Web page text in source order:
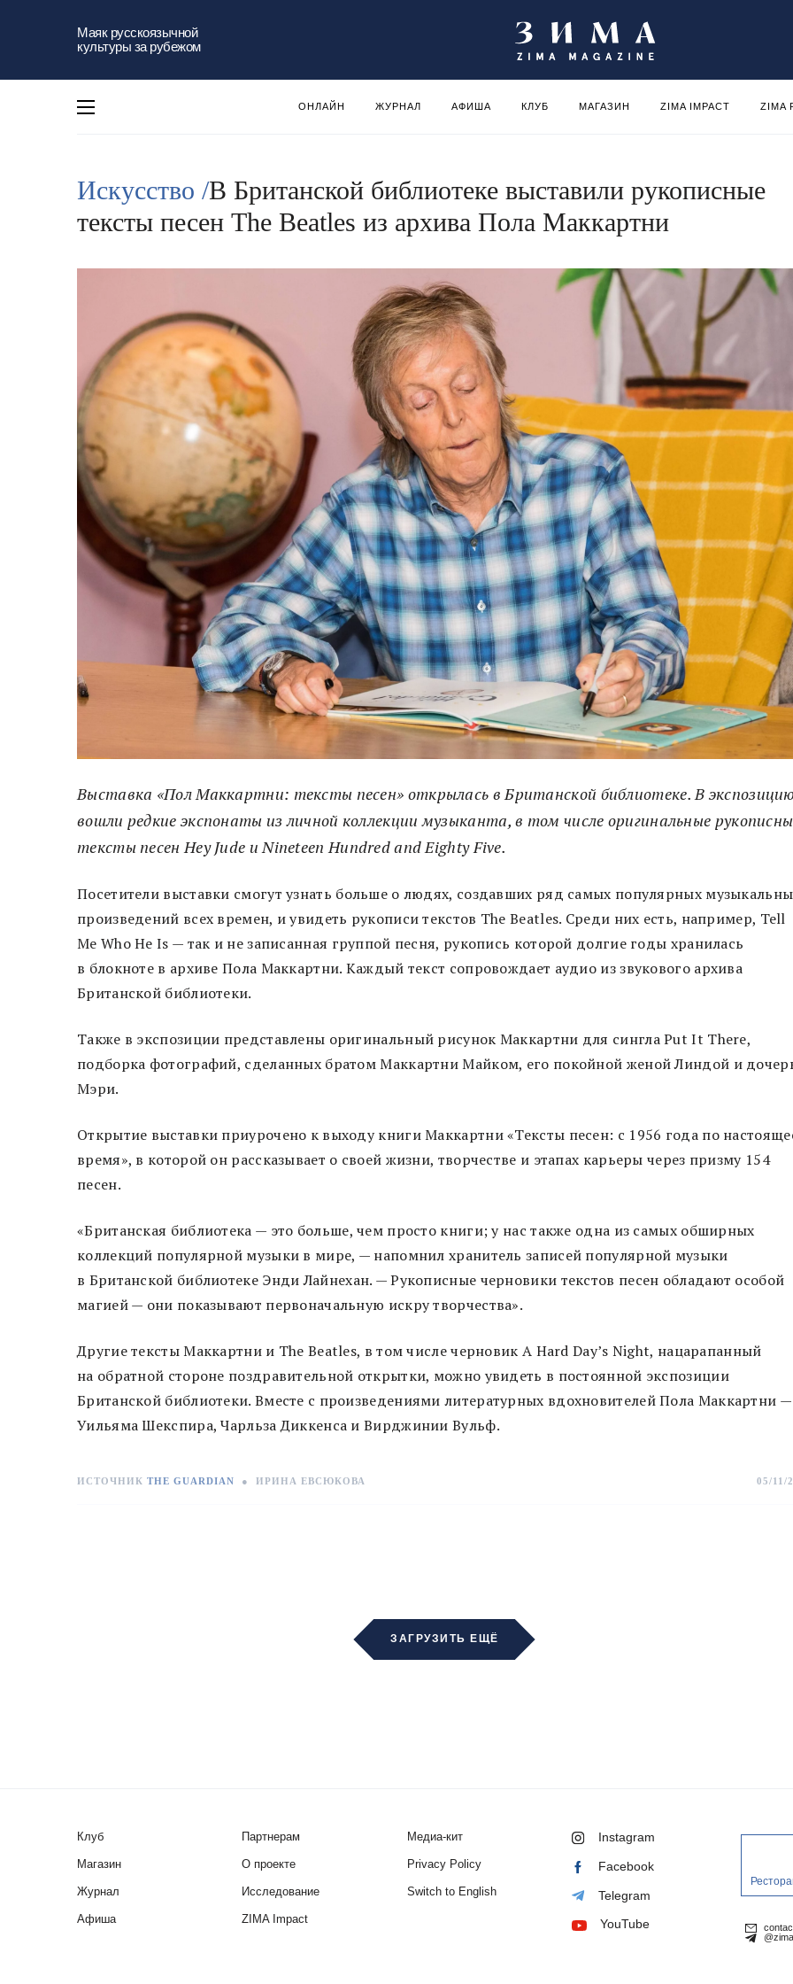
Маяк русскоязычной
культуры за рубежом
ОНЛАЙН ЖУРНАЛ АФИША КЛУБ МАГАЗИН ZIMA IMPACT ZIMA
Искусство /В Британской библиотеке выставили рукописные
тексты песен The Beatles из архива Пола Маккартни
Выставка «Пол Маккартни: тексты песен» открылась в Британской библиотеке. В
вошли редкие экспонаты из личной коллекции музыканта, в том числе оригинальные
тексты песен Hey Jude и Nineteen Hundred and Eighty Five.
Посетители выставки смогут узнать больше о людях, создавших ряд самых популярных
произведений всех времен, и увидеть рукописи текстов The Beatles. Среди них есть, например, Tell
Me Who He Is — так и не записанная группой песня, рукопись которой долгие годы хранилась
в блокноте в архиве Пола Маккартни. Каждый текст сопровождает аудио из звукового архива
Британской библиотеки.
Также в экспозиции представлены оригинальный рисунок Маккартни для сингла Put It There,
подборка фотографий, сделанных братом Маккартни Майком, его покойной женой Линдой и
Мэри.
Открытие выставки приурочено к выходу книги Маккартни «Тексты песен: с 1956 года по
время», в которой он рассказывает о своей жизни, творчестве и этапах карьеры через призму 154
песен.
«Британская библиотека — это больше, чем просто книги; у нас также одна из самых обширных
коллекций популярной музыки в мире, — напомнил хранитель записей популярной музыки
в Британской библиотеке Энди Лайнехан. — Рукописные черновики текстов песен обладают особой
магией — они показывают первоначальную искру творчества».
Другие тексты Маккартни и The Beatles, в том числе черновик A Hard Day’s Night, нацарапанный
на обратной стороне поздравительной открытки, можно увидеть в постоянной экспозиции
Британской библиотеки. Вместе с произведениями литературных вдохновителей Пола Маккартни —
Уильяма Шекспира, Чарльза Диккенса и Вирджинии Вульф.
ИСТОЧНИК THE GUARDIAN ● ИРИНА ЕВСЮКОВА 05/11/
ЗАГРУЗИТЬ ЕЩЁ
Клуб
Магазин
Журнал
Афиша
Партнерам
О проекте
Исследование
ZIMA Impact
Медиа-кит
Privacy Policy
Switch to English
Instagram
Facebook
Telegram
YouTube